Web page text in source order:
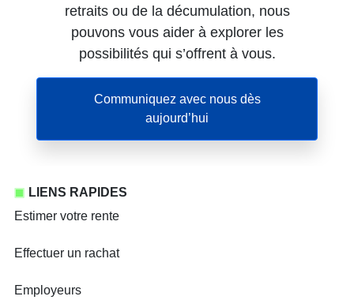
retraits ou de la décumulation, nous
pouvons vous aider à explorer les
possibilités qui s’offrent à vous.
Communiquez avec nous dès
aujourd’hui
LIENS RAPIDES
Estimer votre rente
Effectuer un rachat
Employeurs